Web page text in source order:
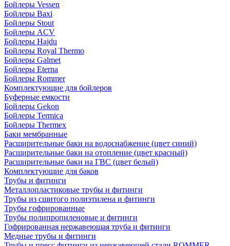
Бойлеры Vessen
Бойлеры Baxi
Бойлеры Stout
Бойлеры ACV
Бойлеры Hajdu
Бойлеры Royal Thermo
Бойлеры Galmet
Бойлеры Eterna
Бойлеры Rommer
Комплектующие для бойлеров
Буферные емкости
Бойлеры Gekon
Бойлеры Termica
Бойлеры Thermex
Баки мембранные
Расширительные баки на водоснабжение (цвет синий)
Расширительные баки на отопление (цвет красный)
Расширительные баки на ГВС (цвет белый)
Комплектующие для баков
Трубы и фитинги
Металлопластиковые трубы и фитинги
Трубы из сшитого полиэтилена и фитинги
Трубы гофрированные
Трубы полипропиленовые и фитинги
Гофрированная нержавеющая труба и фитинги
Медные трубы и фитинги